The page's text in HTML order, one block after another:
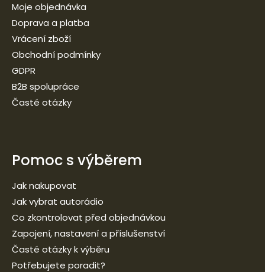
Moje objednávka
Doprava a platba
Vrácení zboží
Obchodní podmínky
GDPR
B2B spolupráce
Časté otázky
Pomoc s výběrem
Jak nakupovat
Jak vybrat autorádio
Co zkontrolovat před objednávkou
Zapojení, nastavení a příslušenství
Časté otázky k výběru
Potřebujete poradit?